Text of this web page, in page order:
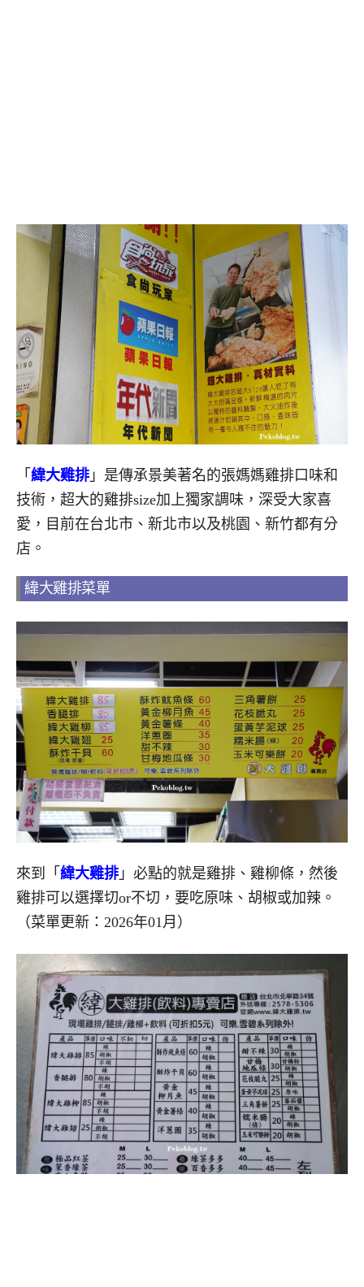
「 緯大雞排 」是傳承景美著名的張媽媽雞排口味和
技術，超大的雞排size加上獨家調味，深受大家喜
愛，目前在台北市、新北市以及桃園、新竹都有分
店。
緯大雞排菜單
來到「 緯大雞排 」必點的就是雞排、雞柳條，然後
雞排可以選擇切or不切，要吃原味、胡椒或加辣。
（菜單更新：2026年01月）